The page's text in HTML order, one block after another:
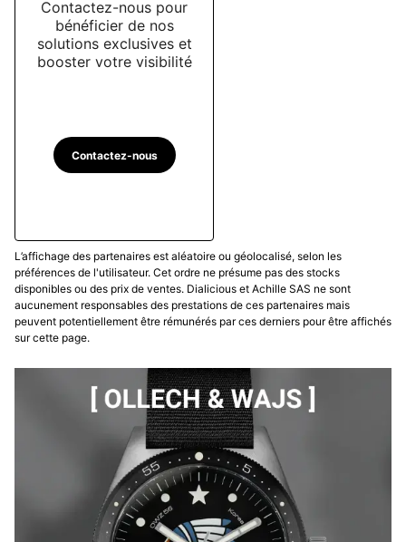
Contactez-nous pour
bénéficier de nos
solutions exclusives et
booster votre visibilité
Contactez-nous
L’affichage des partenaires est aléatoire ou géolocalisé, selon les
préférences de l'utilisateur. Cet ordre ne présume pas des stocks
disponibles ou des prix de ventes. Dialicious et Achille SAS ne sont
aucunement responsables des prestations de ces partenaires mais
peuvent potentiellement être rémunérés par ces derniers pour être affichés
sur cette page.